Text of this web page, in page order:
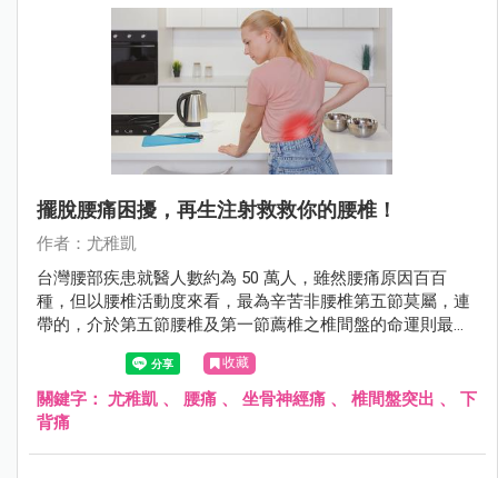
迫。治療後，患者症狀逐漸減輕，並恢復了正常的日常活
擺脫腰痛困擾，再生注射救救你的腰椎！
作者：尤稚凱
台灣腰部疾患就醫人數約為 50 萬人，雖然腰痛原因百百
種，但以腰椎活動度來看，最為辛苦非腰椎第五節莫屬，連
帶的，介於第五節腰椎及第一節薦椎之椎間盤的命運則最為
收藏
關鍵字： 尤稚凱 、 腰痛 、 坐骨神經痛 、 椎間盤突出 、 下
背痛